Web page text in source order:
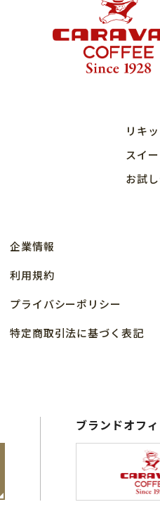
リキ
スイ
お試
企業情報
利用規約
プライバシーポリシー
特定商取引法に基づく表記
ブランドオフ